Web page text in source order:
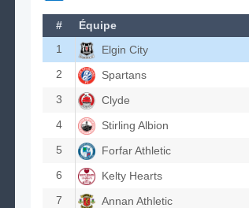
# Équipe
1
Elgin City
2
Spartans
3
Clyde
4
Stirling Albion
5
Forfar Athletic
6
Kelty Hearts
7
Annan Athletic